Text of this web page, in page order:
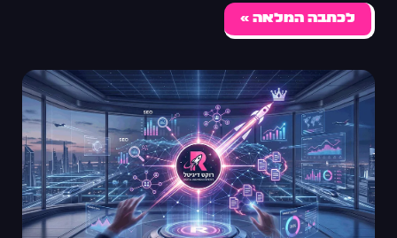
לכתבה המלאה »